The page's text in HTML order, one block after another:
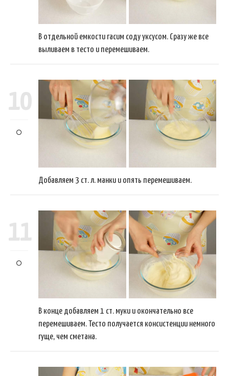
В отдельной емкости гасим соду уксусом. Сразу же все
выливаем в тесто и перемешиваем.
10
Добавляем 3 ст. л. манки и опять перемешиваем.
11
В конце добавляем 1 ст. муки и окончательно все
перемешиваем. Тесто получается консистенции немного
гуще, чем сметана.